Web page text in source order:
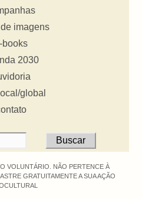
imagens
books
2030
global
VOLUNTÁRIO. NÃO PERTENCE À
GRATUITAMENTE A SUA AÇÃO